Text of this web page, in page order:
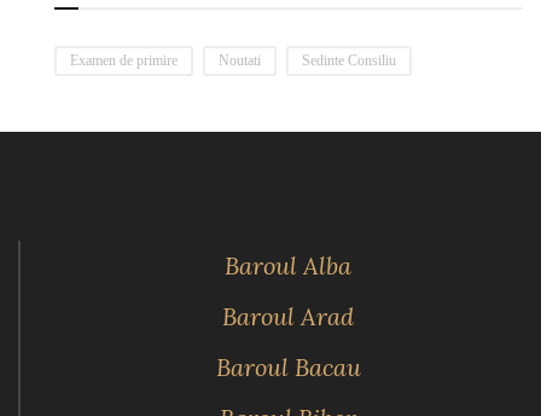
Examen de primire Noutati Sedinte Consiliu
Baroul Alba
Baroul Arad
Baroul Bacau